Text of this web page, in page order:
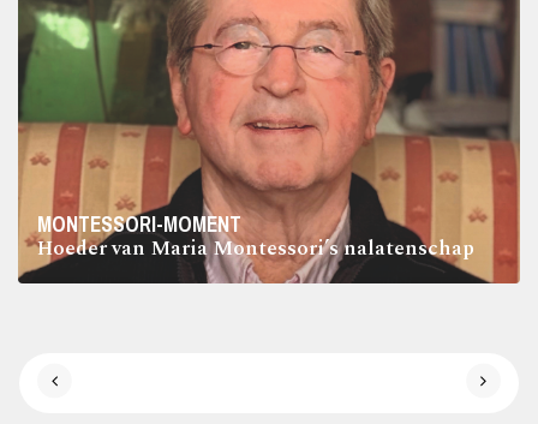
MONTESSORI-MOMENT
Hoeder van Maria Montessori’s nalatenschap